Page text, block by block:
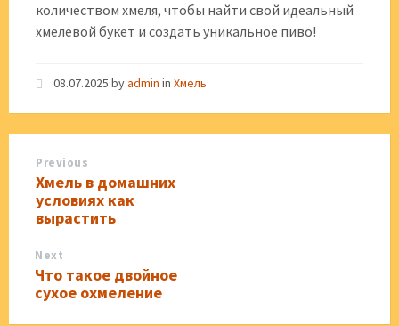
количеством хмеля, чтобы найти свой идеальный
хмелевой букет и создать уникальное пиво!
08.07.2025 byadmin in Хмель
Previous
Хмель в домашних
условиях как
вырастить
Next
Что такое двойное
сухое охмеление